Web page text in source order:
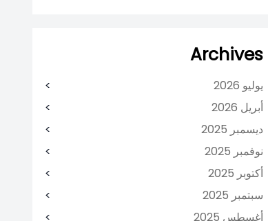
Archives
يوليو 2026
أبريل 2026
ديسمبر 2025
نوفمبر 2025
أكتوبر 2025
سبتمبر 2025
أغسطس 2025